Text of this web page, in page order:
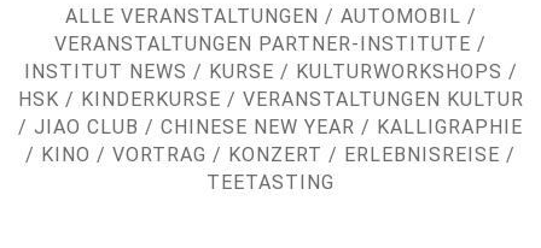
ALLE VERANSTALTUNGEN / AUTOMOBIL /
VERANSTALTUNGEN PARTNER-INSTITUTE /
INSTITUT NEWS / KURSE / KULTURWORKSHOPS /
HSK / KINDERKURSE / VERANSTALTUNGEN KULTUR
/ JIAO CLUB / CHINESE NEW YEAR / KALLIGRAPHIE
/ KINO / VORTRAG / KONZERT / ERLEBNISREISE /
TEETASTING